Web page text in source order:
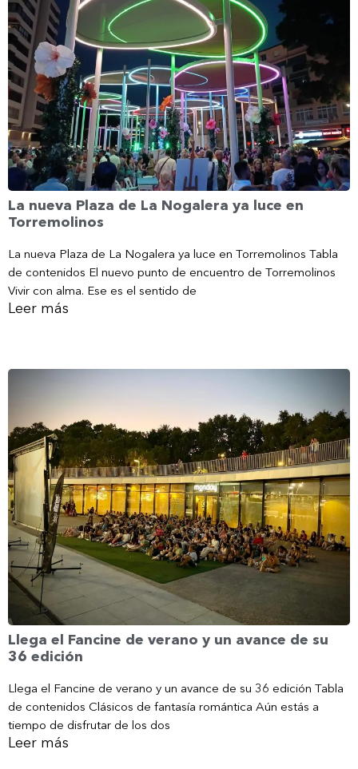
La nueva Plaza de La Nogalera ya luce en
Torremolinos
La nueva Plaza de La Nogalera ya luce en Torremolinos Tabla
de contenidos El nuevo punto de encuentro de Torremolinos
Vivir con alma. Ese es el sentido de
Leer más
Llega el Fancine de verano y un avance de su
36 edición
Llega el Fancine de verano y un avance de su 36 edición Tabla
de contenidos Clásicos de fantasía romántica Aún estás a
tiempo de disfrutar de los dos
Leer más